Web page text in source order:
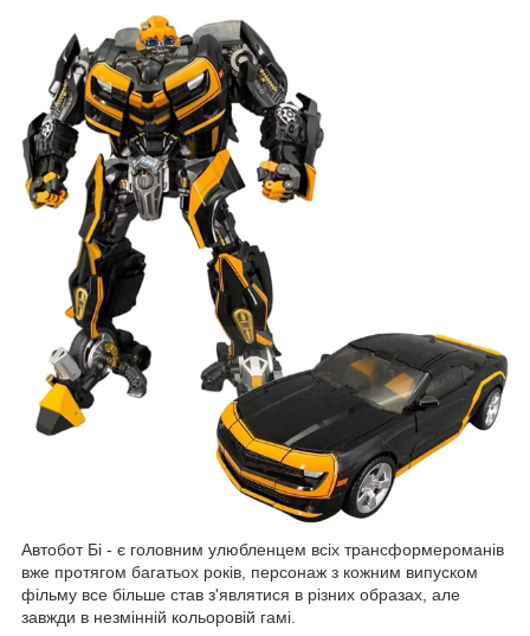
Автобот Бі - є головним улюбленцем всіх трансформероманів
вже протягом багатьох років, персонаж з кожним випуском
фільму все більше став з'являтися в різних образах, але
завжди в незмінній кольоровій гамі.